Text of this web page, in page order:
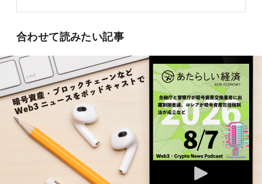
合わせて読みたい記事